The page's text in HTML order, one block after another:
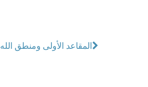
المقاعد الأولى ومنطق الله